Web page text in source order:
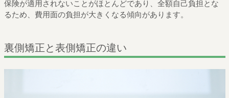
保険が適用されないことがほとんどであり、全額自己負担とな
るため、費用面の負担が大きくなる傾向があります。
裏側矯正と表側矯正の違い